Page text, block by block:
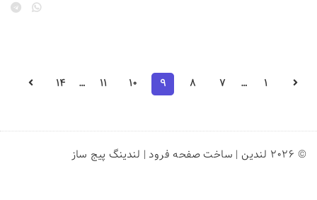
P
t
s
۱ … ۷ ۸ ۹ ۱۰ ۱۱ … ۱۴
© ۲۰۲۶ لندین | ساخت صفحه فرود | لندینگ پیج ساز